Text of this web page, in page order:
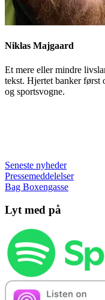
Niklas Majgaard
Et mere eller mindre
tekst. Hjertet banker først
og sportsvogne.
Seneste nyheder
Pressemeddelelser
Bag Boxengasse
Lyt med på